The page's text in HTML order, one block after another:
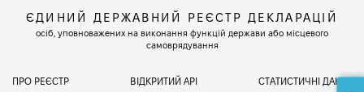
ЄДИНИЙ ДЕРЖАВНИЙ РЕЄСТР ДЕКЛАРАЦІЙ
осіб, уповноважених на виконання функцій держави або місцевого
самоврядування
ПРО РЕЄСТР ВІДКРИТИЙ АРІ СТАТИСТИЧНІ ДАНІ